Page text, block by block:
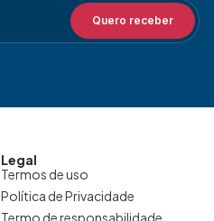
Quero receber
Legal
Termos de uso
Política de Privacidade
Termo de responsabilidade